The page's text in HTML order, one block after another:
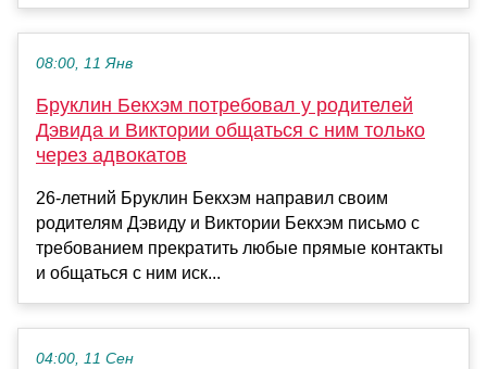
08:00, 11 Янв
Бруклин Бекхэм потребовал у родителей
Дэвида и Виктории общаться с ним только
через адвокатов
26-летний Бруклин Бекхэм направил своим
родителям Дэвиду и Виктории Бекхэм письмо с
требованием прекратить любые прямые контакты
и общаться с ним иск...
04:00, 11 Сен